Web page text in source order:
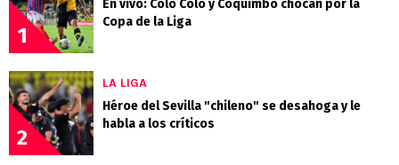
1
En vivo: Colo Colo y Coquimbo chocan por la
Copa de la Liga
2
LA LIGA
Héroe del Sevilla "chileno" se desahoga y le
habla a los críticos